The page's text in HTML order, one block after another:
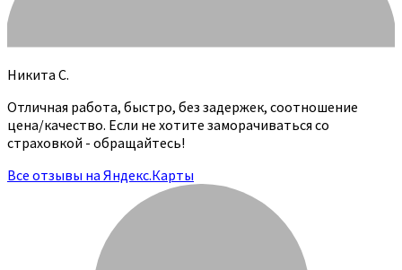
Никита С.
Отличная работа, быстро, без задержек, соотношение
цена/качество. Если не хотите заморачиваться со
страховкой - обращайтесь!
Все отзывы на Яндекс.Карты